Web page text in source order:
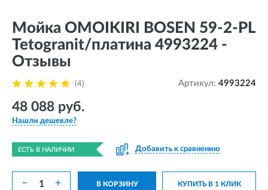
Мойка OMOIKIRI BOSEN 59-2-PL
Tetogranit/платина 4993224 -
Отзывы
(4) Артикул: 4993224
48 088 руб.
Нашли дешевле?
ЕСТЬ В НАЛИЧИИ Добавить к сравнению
− + В КОРЗИНУ КУПИТЬ В 1 КЛИК